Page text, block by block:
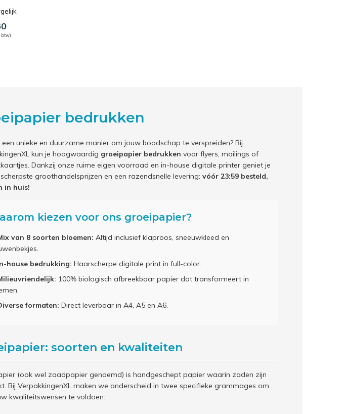
btw)
bedrukken
een unieke en duurzame manier om jouw boodschap te verspreiden? Bij
kun je hoogwaardig groeipapier bedrukken voor flyers, mailings of
Dankzij onze ruime eigen voorraad en in-house digitale printer geniet je
groothandelsprijzen en een razendsnelle levering: vóór 23:59 besteld,
in huis!
kiezen voor ons groeipapier?
van 8 soorten bloemen: Altijd inclusief klaproos, sneeuwkleed en
house bedrukking: Haarscherpe digitale print in full-color.
100% biologisch afbreekbaar papier dat transformeert in
formaten: Direct leverbaar in A4, A5 en A6.
soorten en kwaliteiten
(ook wel zaadpapier genoemd) is handgeschept papier waarin zaden zijn
Bij VerpakkingenXL maken we onderscheid in twee specifieke grammages om
kwaliteitswensen te voldoen: